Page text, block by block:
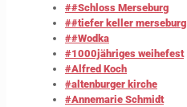
##Schloss Merseburg
##tiefer keller merseburg
##Wodka
#1000jähriges weihefest
#Alfred Koch
#altenburger kirche
#Annemarie Schmidt